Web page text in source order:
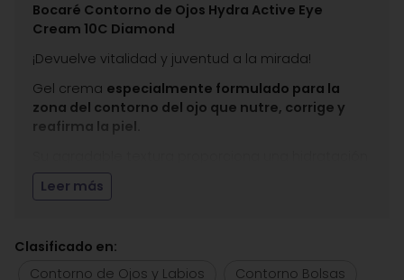
Bocaré Contorno de Ojos Hydra Active Eye
Cream 10C Diamond
¡Devuelve vitalidad y juventud a la mirada!
Gel crema especialmente formulado para la
zona del contorno del ojo que nutre, corrige y
reafirma la piel.
intensa para atenuar los signos de fatiga y reducir
la apariencia de bolsas y ojeras.
activos vegetales, como el extracto de alga
Leer más
Clasificado en:
Contorno de Ojos y Labios
Contorno Bolsas